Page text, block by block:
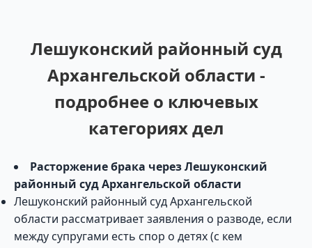
Лешуконский районный суд
Архангельской области -
подробнее о ключевых
категориях дел
Расторжение брака через Лешуконский
районный суд Архангельской области
Лешуконский районный суд Архангельской
области рассматривает заявления о разводе, если
между супругами есть спор о детях (с кем